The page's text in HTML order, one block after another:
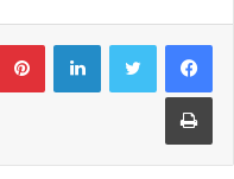
صعدة: 3 غارات لطيران العدوان على منطقة الصبة بمديرية الظاهر
لينكدإن
طباعة